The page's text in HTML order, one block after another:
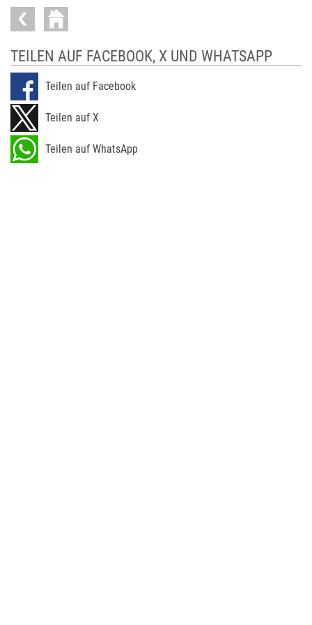
TEILEN AUF FACEBOOK, X UND WHATSAPP
Teilen auf Facebook
Teilen auf X
Teilen auf WhatsApp